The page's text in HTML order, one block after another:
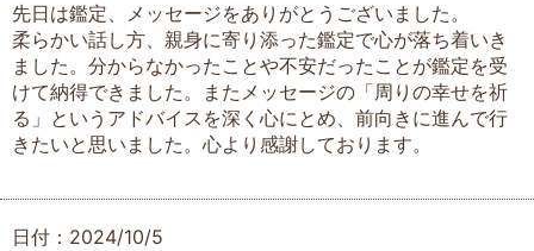
先日は鑑定、メッセージをありがとうございました。
柔らかい話し方、親身に寄り添った鑑定で心が落ち着いき
ました。分からなかったことや不安だったことが鑑定を受
けて納得できました。またメッセージの「周りの幸せを祈
る」というアドバイスを深く心にとめ、前向きに進んで行
きたいと思いました。心より感謝しております。
日付：2024/10/5